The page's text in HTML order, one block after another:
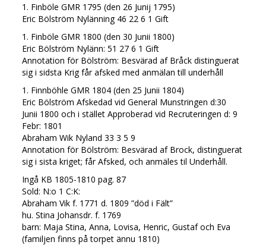
1. Finböle GMR 1795 (den 26 Junij 1795)
Eric Bölström Nylänning 46 22 6 1 Gift
1. Finböle GMR 1800 (den 30 Junii 1800)
Eric Bölström Nylänn: 51 27 6 1 Gift
Annotation för Bölström: Besvärad af Bråck distinguerat
sig i sidsta Krig får afsked med anmälan till underhåll
1. Finnböhle GMR 1804 (den 25 Junii 1804)
Eric Bölström Afskedad vid General Munstringen d:30
Junii 1800 och i stället Approberad vid Recruteringen d: 9
Febr: 1801
Abraham Wik Nyland 33 3 5 9
Annotation för Bölström: Besvärad af Brock, distinguerat
sig i sista kriget; får Afsked, och anmäles til Underhåll.
Ingå KB 1805-1810 pag. 87
Sold: N:o 1 C:K:
Abraham Vik f. 1771 d. 1809 ”död i Fält”
hu. Stina Johansdr. f. 1769
barn: Maja Stina, Anna, Lovisa, Henric, Gustaf och Eva
(familjen finns på torpet ännu 1810)